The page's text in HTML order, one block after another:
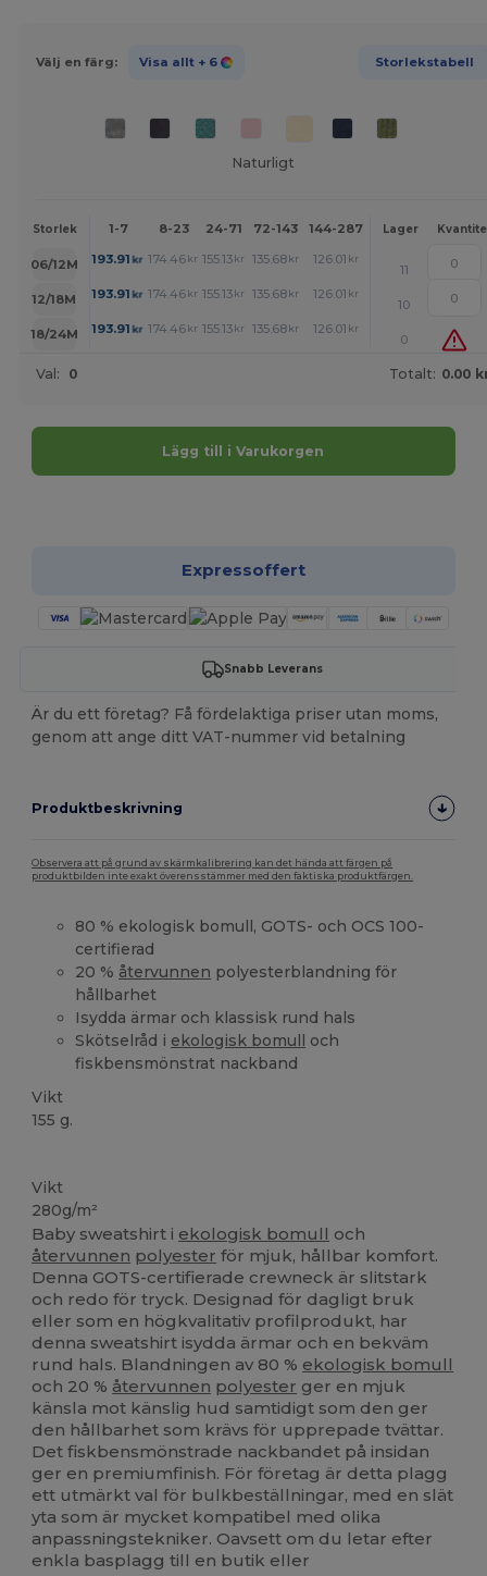
Välj en färg: Visa allt + 6 Storlekstabell
Naturligt
Storlek 1-7 8-23 24-71 72-143 144-287 288 + Mer
Lager
06/12M 193.91 kr 174.46 kr 155.13 kr 135.68 kr 126.01 kr
11
12/18M
193.91 kr 174.46 kr 155.13 kr 135.68 kr 126.01 kr
10
18/24M
193.91 kr 174.46 kr 155.13 kr 135.68 kr 126.01 kr
0
Val: 0 Totalt: 0.00
Lägg till i Varukorgen
Expressoffert
Snabb Leverans
Är du ett företag? Få fördelaktiga priser utan moms,
genom att ange ditt VAT-nummer vid betalning
Produktbeskrivning
Observera att på grund av skärmkalibrering kan det hända att färgen på
produktbilden inte exakt överensstämmer med den faktiska produktfärgen.
80 % ekologisk bomull, GOTS- och OCS 100-
certifierad
20 % återvunnen polyesterblandning för
hållbarhet
Isydda ärmar och klassisk rund hals
Skötselråd i ekologisk bomull och
fiskbensmönstrat nackband
Vikt
155 g.
Vikt
280g/m²
Baby sweatshirt i ekologisk bomull och
återvunnen polyester för mjuk, hållbar komfort.
Denna GOTS-certifierade crewneck är slitstark
och redo för tryck. Designad för dagligt bruk
eller som en högkvalitativ profilprodukt, har
denna sweatshirt isydda ärmar och en bekväm
rund hals. Blandningen av 80 % ekologisk bomull
och 20 % återvunnen polyester ger en mjuk
känsla mot känslig hud samtidigt som den ger
den hållbarhet som krävs för upprepade tvättar.
Det fiskbensmönstrade nackbandet på insidan
ger en premiumfinish. För företag är detta plagg
ett utmärkt val för bulkbeställningar, med en slät
yta som är mycket kompatibel med olika
anpassningstekniker. Oavsett om du letar efter
enkla basplagg till en butik eller